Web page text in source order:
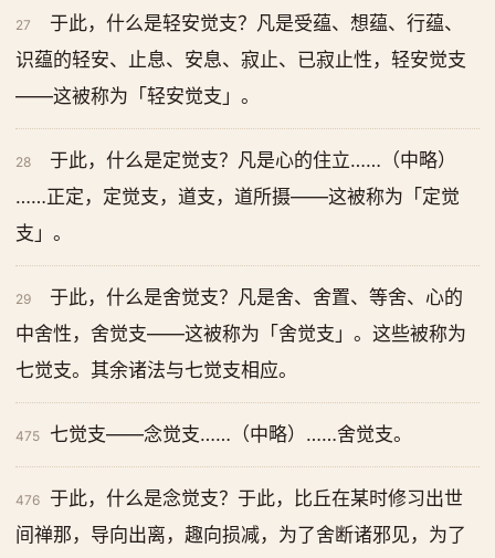
27
于此，什么是轻安觉支？凡是受蕴、想蕴、行蕴、
识蕴的轻安、止息、安息、寂止、已寂止性，轻安觉支
——这被称为「轻安觉支」。
28
于此，什么是定觉支？凡是心的住立……（中略）
……正定，定觉支，道支，道所摄——这被称为「定觉
支」。
29
于此，什么是舍觉支？凡是舍、舍置、等舍、心的
中舍性，舍觉支——这被称为「舍觉支」。这些被称为
七觉支。其余诸法与七觉支相应。
475 七觉支——念觉支……（中略）……舍觉支。
476
于此，什么是念觉支？于此，比丘在某时修习出世
间禅那，导向出离，趣向损减，为了舍断诸邪见，为了